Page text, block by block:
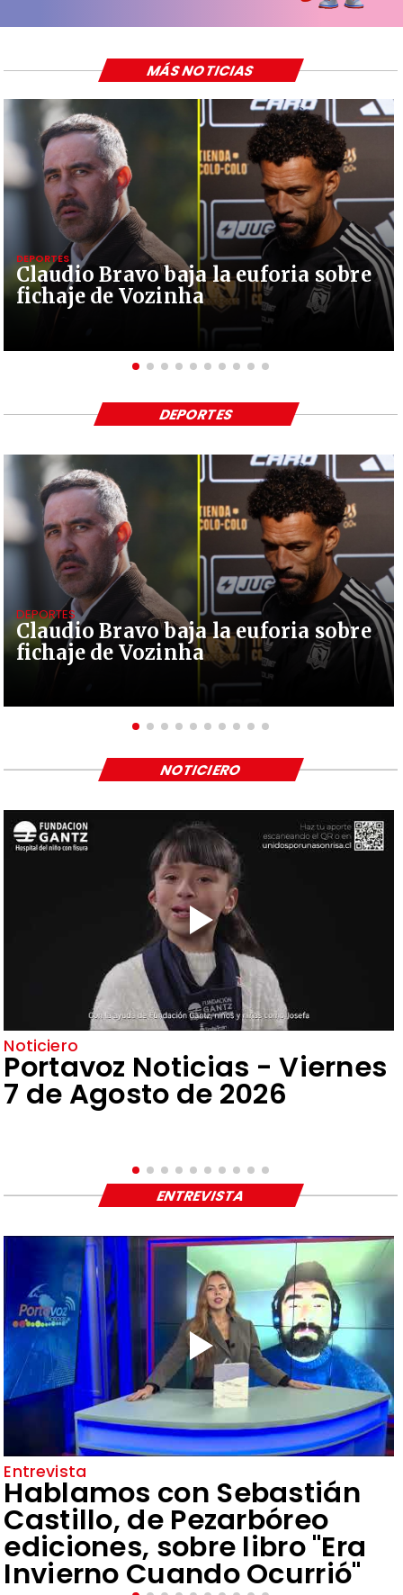
Claudio Bravo baja la euforia sobre
fichaje de Vozinha
DEPORTES
MÁS NOTICIAS
Claudio Bravo baja la euforia sobre
fichaje de Vozinha
DEPORTES
DEPORTES
Noticiero
Portavoz Noticias - Viernes
7 de Agosto de 2026
NOTICIERO
Entrevista
Hablamos con Sebastián
Castillo, de Pezarbóreo
ediciones, sobre libro "Era
Invierno Cuando Ocurrió"
ENTREVISTA